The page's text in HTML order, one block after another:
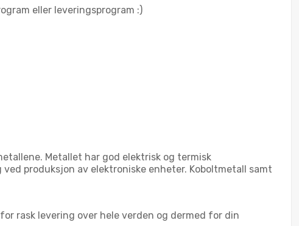
eller leveringsprogram :)
Metallet har god elektrisk og termisk
produksjon av elektroniske enheter. Koboltmetall samt
rask levering over hele verden og dermed for din